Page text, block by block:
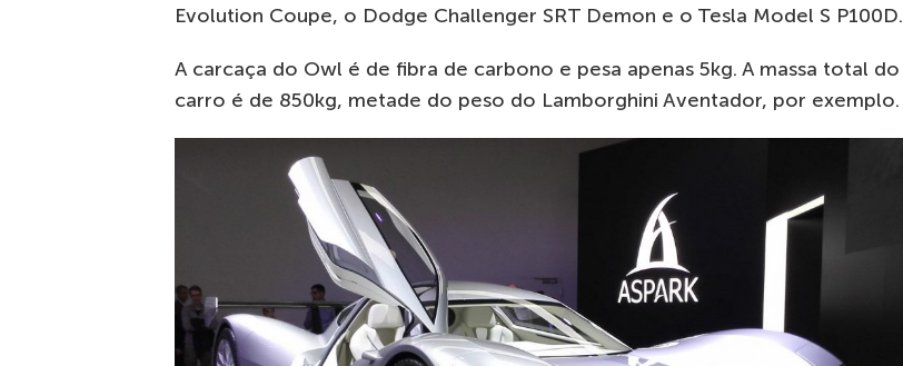
Evolution Coupe, o Dodge Challenger SRT Demon e o Tesla Model S P100D.
A carcaça do Owl é de fibra de carbono e pesa apenas 5kg. A massa total do
carro é de 850kg, metade do peso do Lamborghini Aventador, por exemplo.